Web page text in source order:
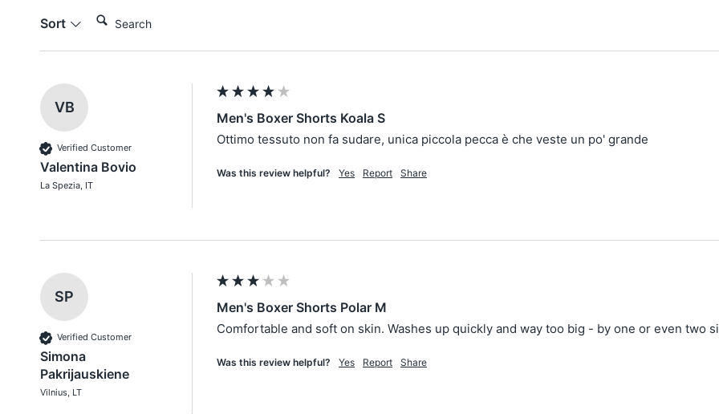
Sort
VB
Verified Customer
Valentina Bovio
La Spezia, IT
Men's Boxer Shorts Koala S
Ottimo tessuto non fa sudare, unica piccola pecca è che veste un po' grande
Was this review helpful? Yes Report Share
SP
Verified Customer
Simona
Pakrijauskiene
Vilnius, LT
Men's Boxer Shorts Polar M
Comfortable and soft on skin. Washes up quickly and way too big - by one or even two
Was this review helpful? Yes Report Share